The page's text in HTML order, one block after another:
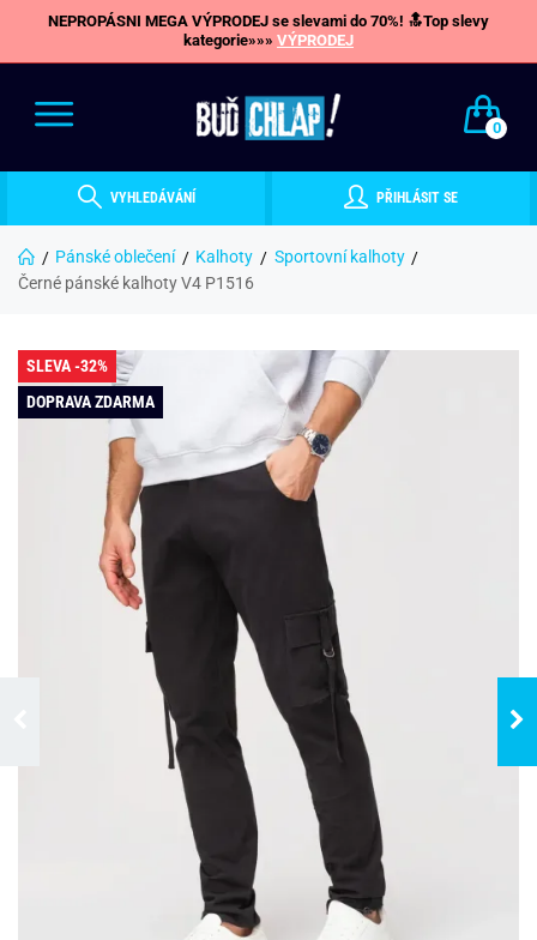
NEPROPÁSNI MEGA VÝPRODEJ se slevami do 70%! 🔝Top slevy
kategorie»»» VÝPRODEJ
0
VYHLEDÁVÁNÍ PŘIHLÁSIT SE
Pánské oblečení Kalhoty
Sportovní kalhoty
Černé pánské kalhoty V4 P1516
SLEVA -32%
DOPRAVA ZDARMA